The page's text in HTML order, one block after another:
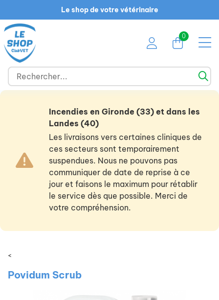
Le shop de votre vétérinaire
0
Incendies en Gironde (33) et dans les
Landes (40)
Les livraisons vers certaines cliniques de
ces secteurs sont temporairement
suspendues. Nous ne pouvons pas
communiquer de date de reprise à ce
jour et faisons le maximum pour rétablir
le service dès que possible. Merci de
votre compréhension.
<
Povidum Scrub